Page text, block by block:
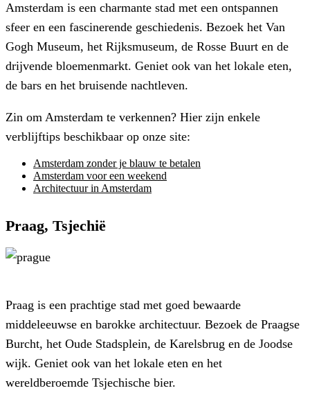
Amsterdam is een charmante stad met een ontspannen
sfeer en een fascinerende geschiedenis. Bezoek het Van
Gogh Museum, het Rijksmuseum, de Rosse Buurt en de
drijvende bloemenmarkt. Geniet ook van het lokale eten,
de bars en het bruisende nachtleven.
Zin om Amsterdam te verkennen? Hier zijn enkele
verblijftips beschikbaar op onze site:
Amsterdam zonder je blauw te betalen
Amsterdam voor een weekend
Architectuur in Amsterdam
Praag, Tsjechië
Praag is een prachtige stad met goed bewaarde
middeleeuwse en barokke architectuur. Bezoek de Praagse
Burcht, het Oude Stadsplein, de Karelsbrug en de Joodse
wijk. Geniet ook van het lokale eten en het
wereldberoemde Tsjechische bier.